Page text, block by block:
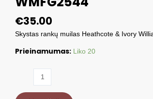
€35.00
Skystas rankų muilas Heathcote & Ivory
Prieinamumas: Liko 20
produkto
Skystas